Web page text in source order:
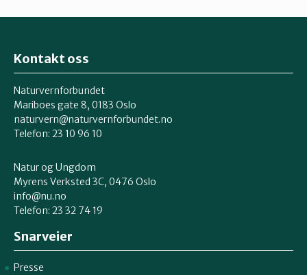
Kontakt oss
Naturvernforbundet
Mariboes gate 8, 0183 Oslo
naturvern@naturvernforbundet.no
Telefon: 23 10 96 10
Natur og Ungdom
Myrens Verksted 3C, 0476 Oslo
info@nu.no
Telefon: 23 32 74 19
Snarveier
Presse